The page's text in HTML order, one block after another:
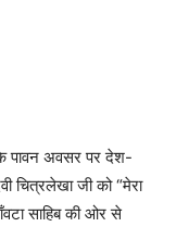
के पावन अवसर पर देश-
चित्रलेखा जी को “मेरा
साहिब की ओर से